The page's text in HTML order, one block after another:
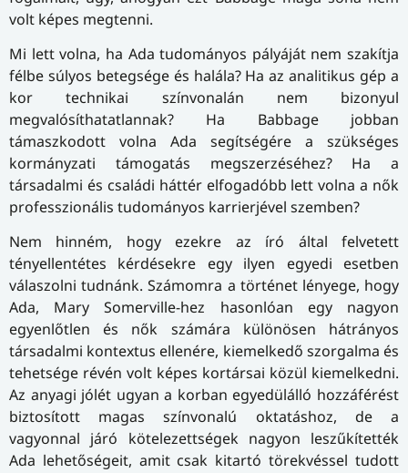
volt képes megtenni.
Mi lett volna, ha Ada tudományos pályáját nem szakítja
félbe súlyos betegsége és halála? Ha az analitikus gép a
kor technikai színvonalán nem bizonyul
megvalósíthatatlannak? Ha Babbage jobban
támaszkodott volna Ada segítségére a szükséges
kormányzati támogatás megszerzéséhez? Ha a
társadalmi és családi háttér elfogadóbb lett volna a nők
professzionális tudományos karrierjével szemben?
Nem hinném, hogy ezekre az író által felvetett
tényellentétes kérdésekre egy ilyen egyedi esetben
válaszolni tudnánk. Számomra a történet lényege, hogy
Ada, Mary Somerville-hez hasonlóan egy nagyon
egyenlőtlen és nők számára különösen hátrányos
társadalmi kontextus ellenére, kiemelkedő szorgalma és
tehetsége révén volt képes kortársai közül kiemelkedni.
Az anyagi jólét ugyan a korban egyedülálló hozzáférést
biztosított magas színvonalú oktatáshoz, de a
vagyonnal járó kötelezettségek nagyon leszűkítették
Ada lehetőségeit, amit csak kitartó törekvéssel tudott